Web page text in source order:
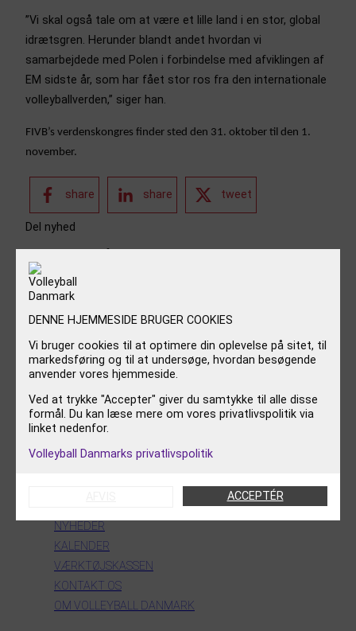
”Vi skal også tale om at være et lille land i en stor, global
idrætsgren. Herunder blandt andet hvordan vi
samarbejdede med Polen i forbindelse med afviklingen af
EM sidste år, som har fået stor ros fra den internationale
volleyballverden,” siger han.
FIVB’s verdenskongres finder sted den 31. oktober til den 1.
november.
share share tweet
Del nyhed
FEM DANSKE LANDSKAMPE I DEN
KOMMENDE UGE
5. august 2026
U20 BRUTTOTRUPPE 2026
4. august 2026
U18 BRUTTOTRUPPE 2026
4. august 2026
NYHEDER
KALENDER
VÆRKTØJSKASSEN
KONTAKT OS
OM VOLLEYBALL DANMARK
DENNE HJEMMESIDE BRUGER COOKIES
Vi bruger cookies til at optimere din oplevelse på sitet, til
markedsføring og til at undersøge, hvordan besøgende
anvender vores hjemmeside.
Ved at trykke "Accepter" giver du samtykke til alle disse
formål. Du kan læse mere om vores privatlivspolitik via
linket nedenfor.
Volleyball Danmarks privatlivspolitik
ACCEPTÉR